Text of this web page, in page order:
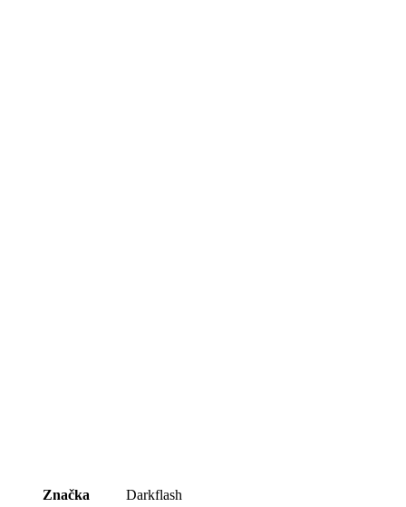
Značka
Darkflash